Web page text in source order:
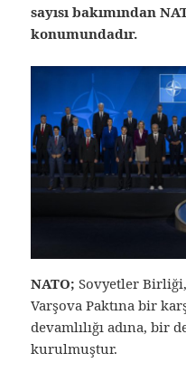
sayısı bakımından
konumundadır.
NATO; Sovyetler
Varşova Paktına bir
devamlılığı adına, bir
kurulmuştur.